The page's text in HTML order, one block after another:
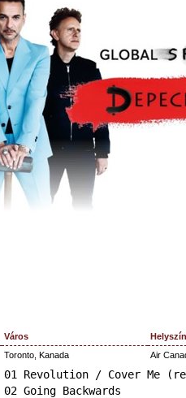
Város
Helyszín
Toronto, Kanada
Air
01 Revolution / Cover Me
02 Going Backwards